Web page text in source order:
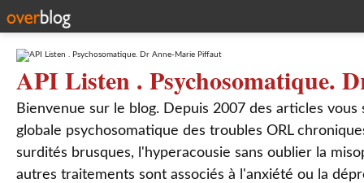
API Listen . Psychosomatique.
Bienvenue sur le blog. Depuis 2007 des articles
globale psychosomatique des troubles ORL
surdités brusques, l'hyperacousie sans oublier la
autres traitements sont associés à l'anxiété ou la